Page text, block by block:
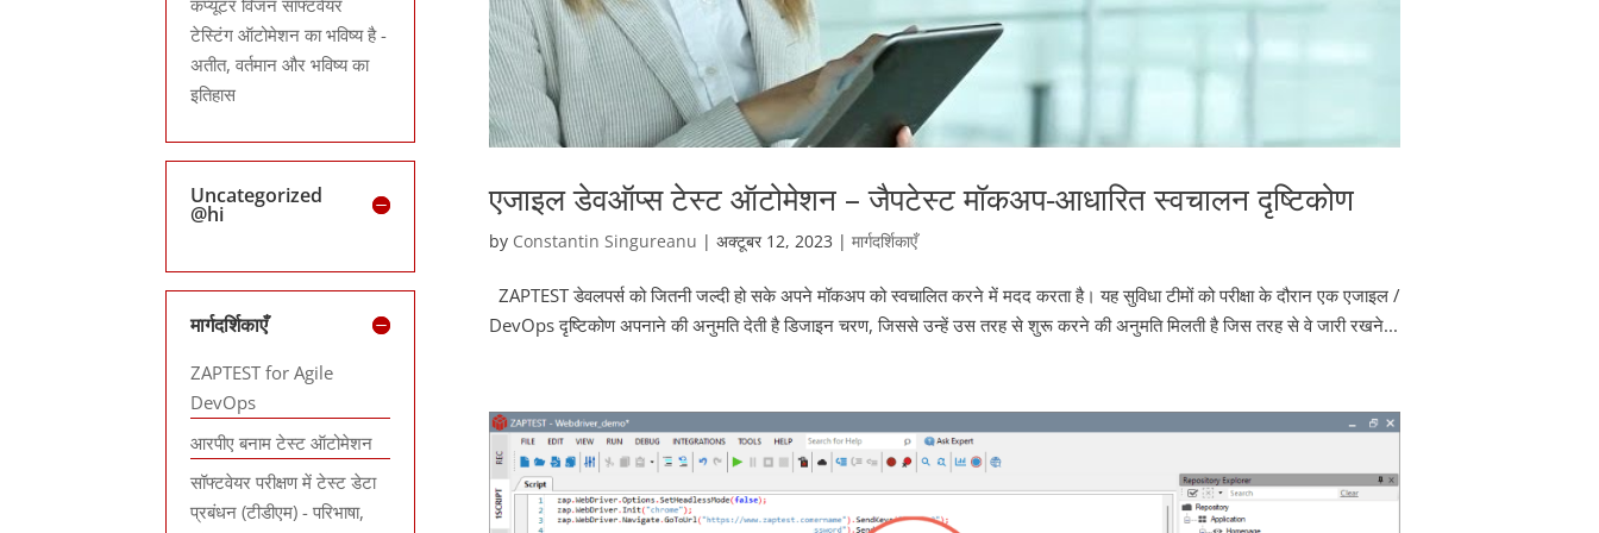
एजाइल डेवऑप्स टेस्ट ऑटोमेशन – जैपटेस्ट मॉकअप-आधारित स्वचालन दृष्टिकोण
by Constantin Singureanu |अक्टूबर 12, 2023 |मार्गदर्शिकाएँ
ZAPTEST डेवलपर्स को जितनी जल्दी हो सके अपने मॉकअप को स्वचालित करने में मदद करता है। यह सुविधा टीमों को परीक्षा के दौरान एक एजाइल /
DevOps दृष्टिकोण अपनाने की अनुमति देती है डिजाइन चरण, जिससे उन्हें उस तरह से शुरू करने की अनुमति मिलती है जिस तरह से वे जारी रखने...
टेस्टिंग ऑटोमेशन का भविष्य है -
अतीत, वर्तमान और भविष्य का
इतिहास
Uncategorized
@hi
मार्गदर्शिकाएँ
ZAPTEST for Agile
DevOps
आरपीए बनाम टेस्ट ऑटोमेशन
सॉफ्टवेयर परीक्षण में टेस्ट डेटा
प्रबंधन (टीडीएम) - परिभाषा,